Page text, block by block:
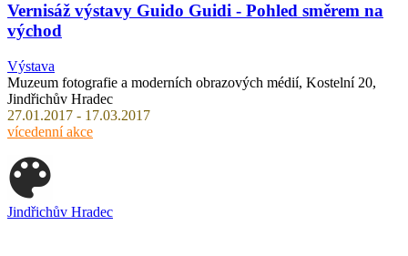
Vernisáž výstavy Guido Guidi - Pohled směrem na
východ
Výstava
Muzeum fotografie a moderních obrazových médií, Kostelní 20,
Jindřichův Hradec
27.01.2017 - 17.03.2017
vícedenní akce
Jindřichův Hradec